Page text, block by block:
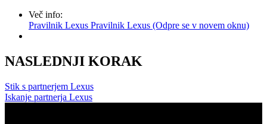
Več info:
Pravilnik Lexus Pravilnik Lexus (Odpre se v novem oknu)
NASLEDNJI KORAK
Stik s partnerjem Lexus
Iskanje partnerja Lexus